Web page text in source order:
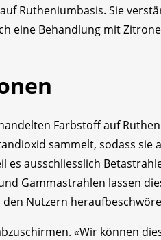
Rutheniumbasis. Sie
eine Behandlung mit
Farbstoff auf
sammelt, sodass sie
es ausschliesslich
Gammastrahlen lassen
Nutzern
«Wir können